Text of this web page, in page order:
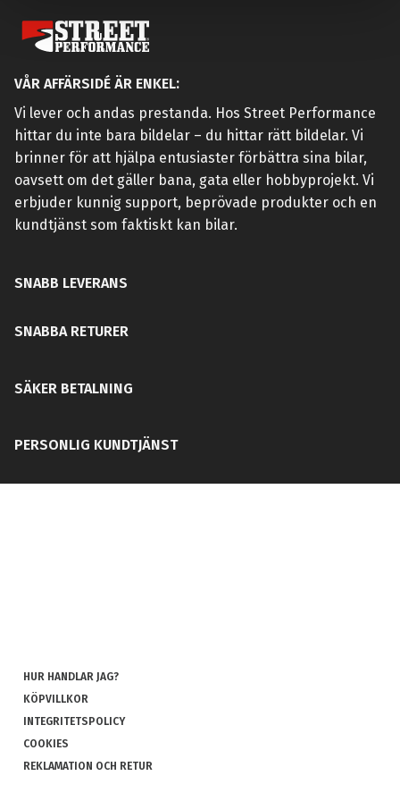
VÅR AFFÄRSIDÉ ÄR ENKEL:
Vi lever och andas prestanda. Hos Street Performance
hittar du inte bara bildelar – du hittar rätt bildelar. Vi
brinner för att hjälpa entusiaster förbättra sina bilar,
oavsett om det gäller bana, gata eller hobbyprojekt. Vi
erbjuder kunnig support, beprövade produkter och en
kundtjänst som faktiskt kan bilar.
SNABB LEVERANS
SNABBA RETURER
SÄKER BETALNING
PERSONLIG KUNDTJÄNST
HUR HANDLAR JAG?
KÖPVILLKOR
INTEGRITETSPOLICY
COOKIES
REKLAMATION OCH RETUR